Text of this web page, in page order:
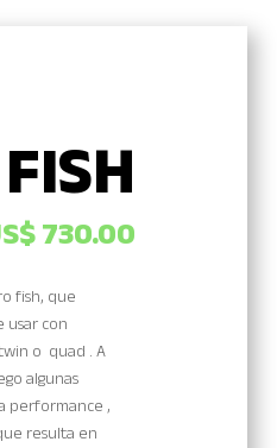
730.00
fish, que
usar con
o quad . A
algunas
performance ,
resulta en